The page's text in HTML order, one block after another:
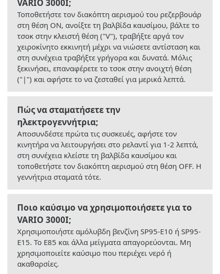
VARIO 3000I;
Τοποθετήστε τον διακόπτη αερισμού του ρεζερβουάρ
στη θέση ON, ανοίξτε τη βαλβίδα καυσίμου, βάλτε το
τσοκ στην κλειστή θέση ("V"), τραβήξτε αργά τον
χειροκίνητο εκκινητή μέχρι να νιώσετε αντίσταση και
στη συνέχεια τραβήξτε γρήγορα και δυνατά. Μόλις
ξεκινήσει, επαναφέρετε το τσοκ στην ανοιχτή θέση
("|") και αφήστε το να ζεσταθεί για μερικά λεπτά.
Πώς να σταματήσετε την
ηλεκτρογεννήτρια;
Αποσυνδέστε πρώτα τις συσκευές, αφήστε τον
κινητήρα να λειτουργήσει στο ρελαντί για 1-2 λεπτά,
στη συνέχεια κλείστε τη βαλβίδα καυσίμου και
τοποθετήστε τον διακόπτη αερισμού στη θέση OFF. Η
γεννήτρια σταματά τότε.
Ποιο καύσιμο να χρησιμοποιήσετε για το
VARIO 3000I;
Χρησιμοποιήστε αμόλυβδη βενζίνη SP95-E10 ή SP95-
E15. Το E85 και άλλα μείγματα απαγορεύονται. Μη
χρησιμοποιείτε καύσιμο που περιέχει νερό ή
ακαθαρσίες.